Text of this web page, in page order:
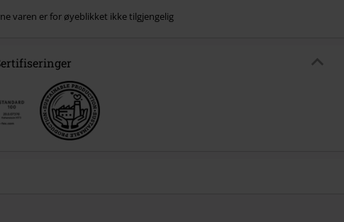
varen er for øyeblikket ikke tilgjengelig